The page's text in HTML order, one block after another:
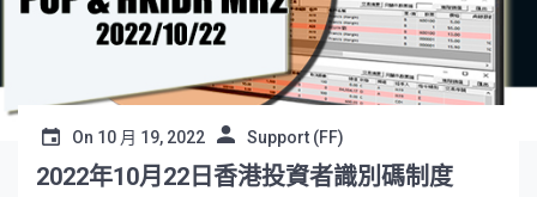
On 10 月 19, 2022 Support (FF)
2022年10月22日香港投資者識別碼制度